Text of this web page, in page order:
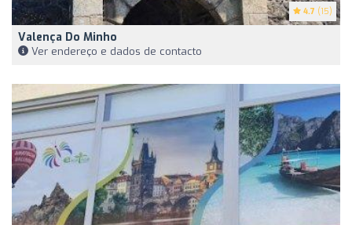
4.7 (15)
Valença Do Minho
Ver endereço e dados de contacto